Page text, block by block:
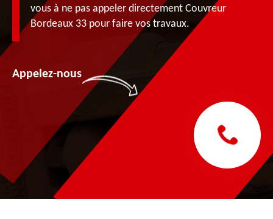
vous à ne pas appeler directement Couvreur
Bordeaux 33 pour faire vos travaux.
Appelez-nous